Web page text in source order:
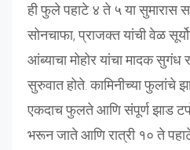
ही फुले पहाटे ४ ते ५ या सुमारास
सोनचाफा, प्राजक्त यांची वेळ
आंब्याचा मोहोर यांचा मादक सुगंध
सुरुवात होते. कामिनीच्या फुलांचे
एकदाच फुलते आणि संपूर्ण झाड
भरून जाते आणि रात्री १० ते